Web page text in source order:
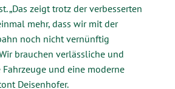
„Das zeigt trotz der verbesserten
mehr, dass wir mit der
noch nicht vernünftig
brauchen verlässliche und
und eine moderne
Deisenhofer.